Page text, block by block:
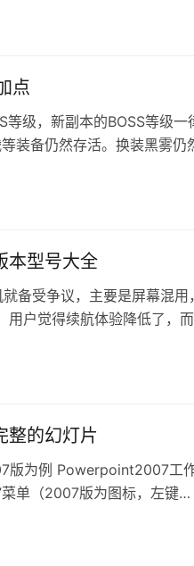
点
级，新副本的BOSS等级一
装备仍然存活。换装黑雾仍
本型号大全
备受争议，主要是屏幕混用
户觉得续航体验降低了，而
整的幻灯片
版为例 Powerpoint2007工
单（2007版为图标，左键…